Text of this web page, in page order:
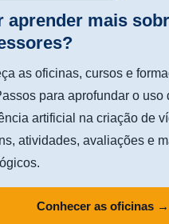
aprender mais
as oficinas, cursos e
para aprofundar o uso
artificial na criação de
atividades, avaliações e
Conhecer as oficinas →